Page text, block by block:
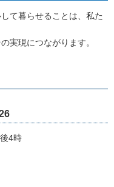
て暮らせることは、私た
実現につながります。
4時